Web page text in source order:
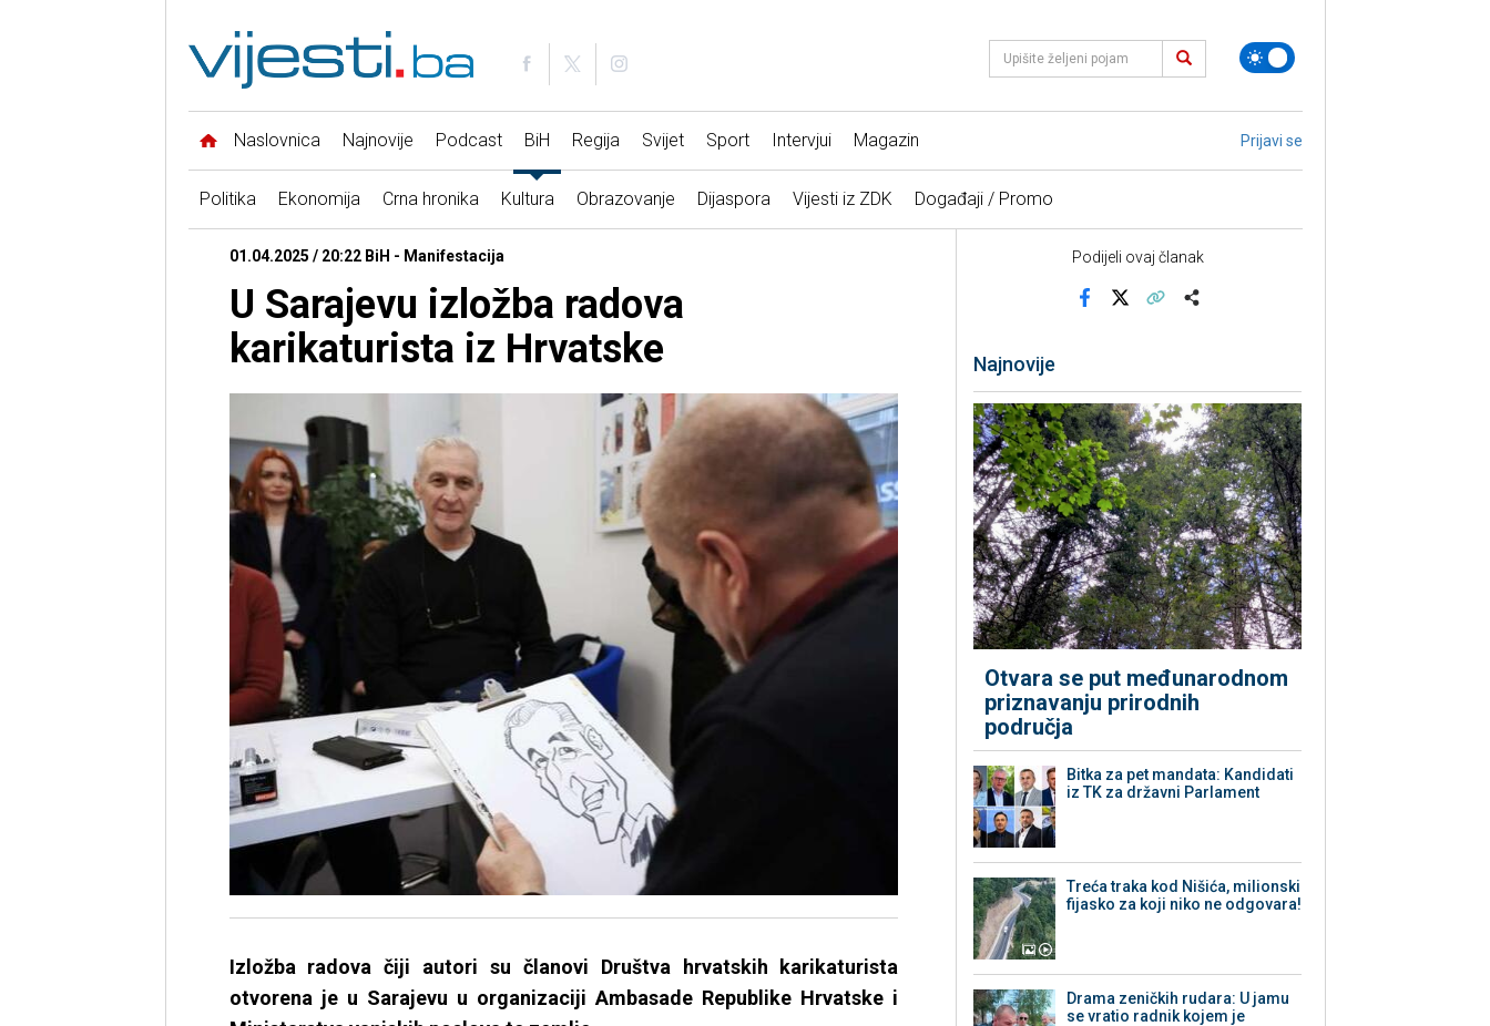
Naslovnica Najnovije Podcast BiH Regija Svijet Sport Intervjui Magazin Prijavi se
Politika Ekonomija Crna hronika Kultura Obrazovanje Dijaspora Vijesti iz ZDK Događaji / Promo
01.04.2025 / 20:22 BiH - Manifestacija
U Sarajevu izložba radova
karikaturista iz Hrvatske
Izložba radova čiji autori su članovi Društva hrvatskih karikaturista
otvorena je u Sarajevu u organizaciji Ambasade Republike Hrvatske i
Podijeli ovaj članak
Najnovije
Otvara se put međunarodnom
priznavanju prirodnih
područja
Bitka za pet mandata: Kandidati
iz TK za državni Parlament
Treća traka kod Nišića, milionski
fijasko za koji niko ne odgovara!
Drama zeničkih rudara: U jamu
se vratio radnik kojem je